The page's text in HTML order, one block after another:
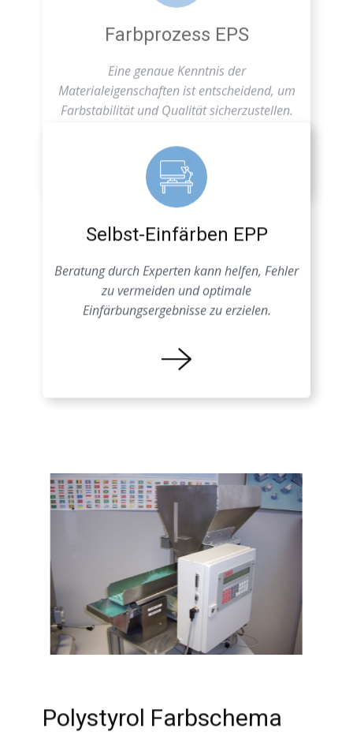
Selbst-Einfärben EPP
Beratung durch Experten kann helfen, Fehler
zu vermeiden und optimale
Einfärbungsergebnisse zu erzielen.
Polystyrol Farbschema